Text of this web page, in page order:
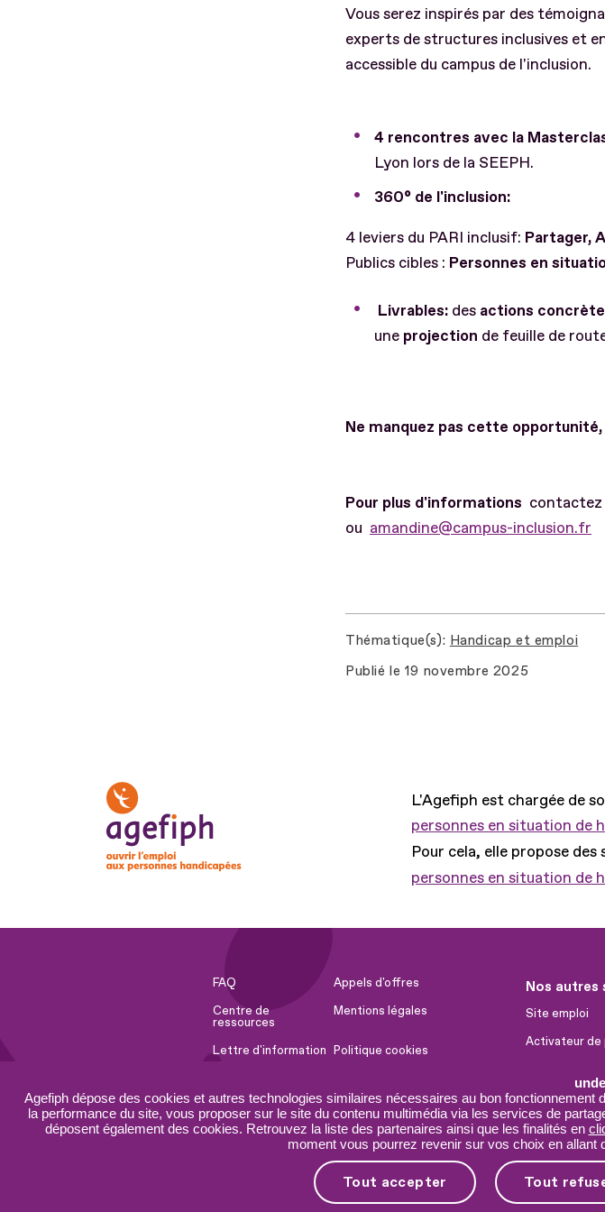
Agefiph dépose des cookies et autres technologies similaires nécessaires au bon
la performance du site, vous proposer sur le site du contenu multimédia via les services de
déposent également des cookies. Retrouvez la liste des partenaires ainsi que les finalités en
moment vous pourrez revenir sur vos choix en allant
Tout accepter Tout
Vous serez inspirés par des
experts de structures inclusives et
accessible du campus de l'inclusion.
4 rencontres avec la M
Lyon lors de la SEEPH.
360° de l'inclusion:
4 leviers du PARI inclusif: Partager,
Publics cibles : Personnes en
Livrables: des actions
une projection de feuille de
Ne manquez pas cette opportunité,
Pour plus d'informations contactez
ou amandine@campus-inclusion.fr
Thématique(s) Handicap et emploi
Publié le 19 novembre 2025
L'Agefiph est chargée de
personnes en situation de
Pour cela, elle propose
personnes en situation de
FAQ
Appels d'offres
Centre de
ressources
Mentions légales
Lettre d'information Politique cookies
Accessibilité :
partiellement
conforme
Plan du site
Nos autres
Site emploi
Activateur de
Innovation et
Université du
Service